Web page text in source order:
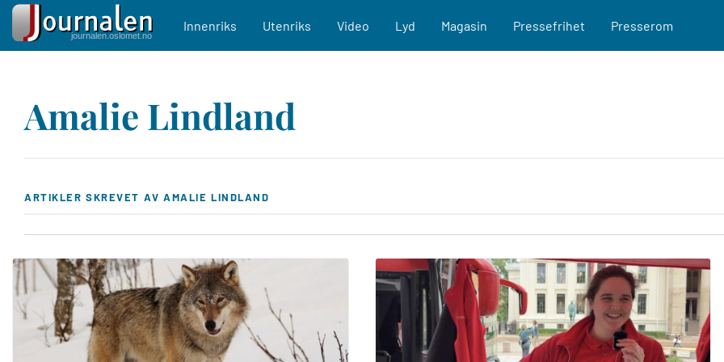
hovedinnhold
Main navigation
Innenriks Utenriks Video Lyd Magasin Pressefrihet Presserom
Amalie Lindland
ARTIKLER SKREVET AV AMALIE LINDLAND